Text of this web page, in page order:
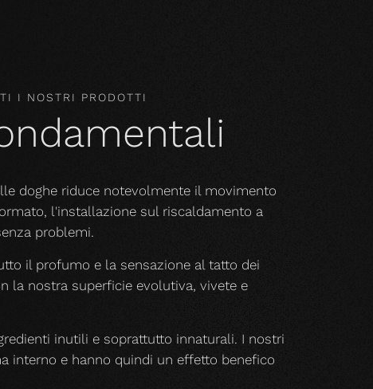
I NOSTRI PRODOTTI
doghe riduce notevolmente il movimento
l'installazione sul riscaldamento a
problemi.
il profumo e la sensazione al tatto dei
la nostra superficie evolutiva, vivete e
inutili e soprattutto innaturali. I nostri
interno e hanno quindi un effetto benefico